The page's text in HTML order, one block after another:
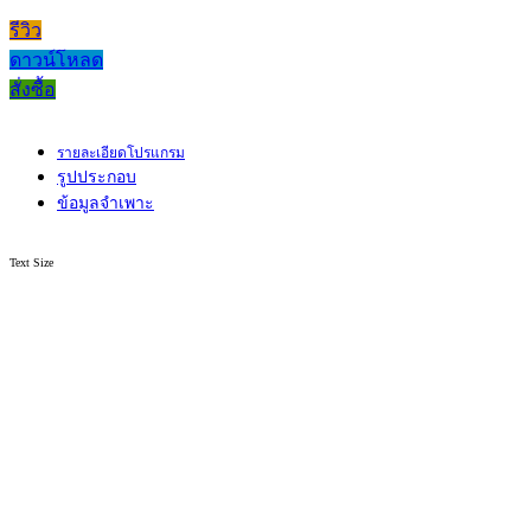
รีวิว
ดาวน์โหลด
สั่งซื้อ
รายละเอียดโปรแกรม
รูปประกอบ
ข้อมูลจำเพาะ
Text Size